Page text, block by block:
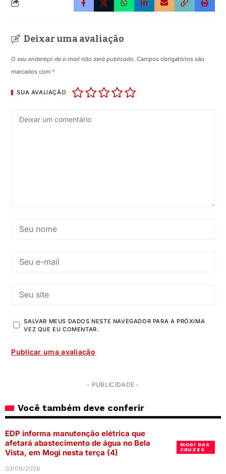
Deixar uma avaliação
O seu endereço de e-mail não será publicado. Campos obrigatórios são
marcados com*
SUA AVALIAÇÃO
SALVAR MEUS DADOS NESTE NAVEGADOR PARA A PRÓXIMA
VEZ QUE EU COMENTAR.
- PUBLICIDADE -
Você também deve conferir
MOGI DAS
CRUZES
EDP informa manutenção elétrica que
afetará abastecimento de água no Bela
Vista, em Mogi nesta terça (4)
03/08/2026